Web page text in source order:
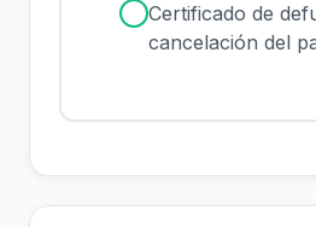
Certificado de
cancelación del